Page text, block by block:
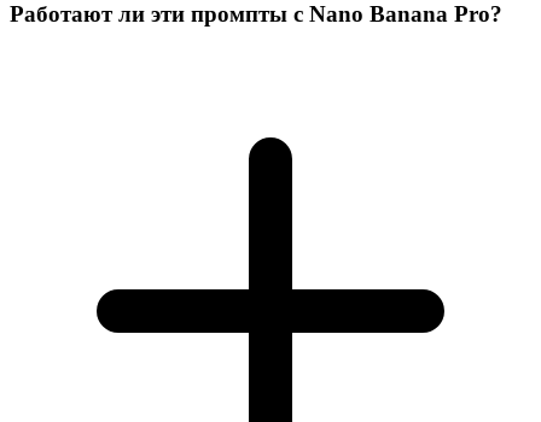
Работают ли эти промпты с Nano Banana Pro?